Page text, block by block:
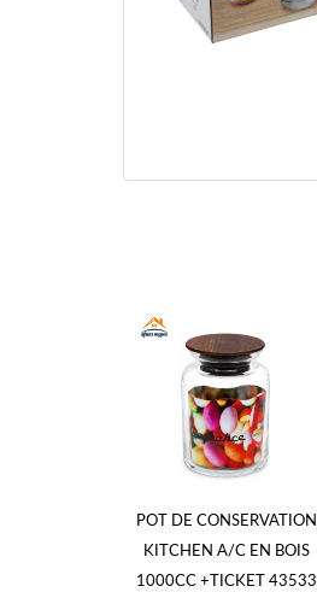
POT DE CONSERVATION
KITCHEN A/C EN BOIS
1000CC +TICKET 43533